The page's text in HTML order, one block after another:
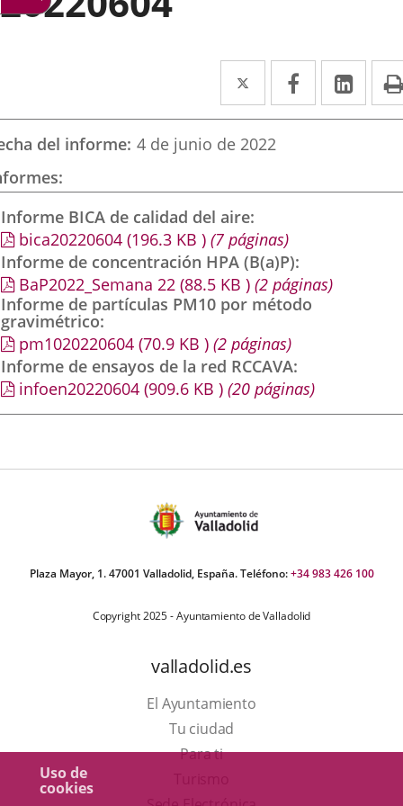
Uso de
cookies
Twitter
Enlace
a
una
externa.
Facebook
Enlace
a
externa.
a
del informe 4 de junio de 2022
Informe BICA de calidad del aire
bica20220604 (196.3 KB ) (7 páginas)
Informe de concentración HPA (B(a)P)
BaP2022_Semana 22 (88.5 KB ) (2 páginas)
Informe de partículas PM10 por método
gravimétrico
pm1020220604 (70.9 KB ) (2 páginas)
Informe de ensayos de la red RCCAVA
infoen20220604 (909.6 KB ) (20 páginas)
Plaza Mayor, 1. 47001 Valladolid, España. Teléfono:+34 983 426 100
Copyright 2025 - Ayuntamiento de Valladolid
valladolid.es
El Ayuntamiento
Tu ciudad
Para ti